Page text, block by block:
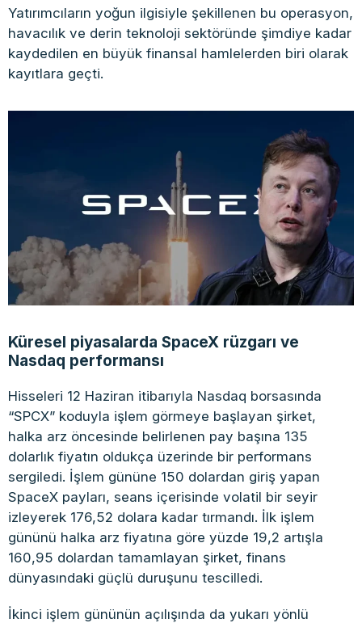
Yatırımcıların yoğun ilgisiyle şekillenen bu operasyon,
havacılık ve derin teknoloji sektöründe şimdiye kadar
kaydedilen en büyük finansal hamlelerden biri olarak
kayıtlara geçti.
Küresel piyasalarda SpaceX rüzgarı ve
Nasdaq performansı
Hisseleri 12 Haziran itibarıyla Nasdaq borsasında
“SPCX” koduyla işlem görmeye başlayan şirket,
halka arz öncesinde belirlenen pay başına 135
dolarlık fiyatın oldukça üzerinde bir performans
sergiledi. İşlem gününe 150 dolardan giriş yapan
SpaceX payları, seans içerisinde volatil bir seyir
izleyerek 176,52 dolara kadar tırmandı. İlk işlem
gününü halka arz fiyatına göre yüzde 19,2 artışla
160,95 dolardan tamamlayan şirket, finans
dünyasındaki güçlü duruşunu tescilledi.
İkinci işlem gününün açılışında da yukarı yönlü